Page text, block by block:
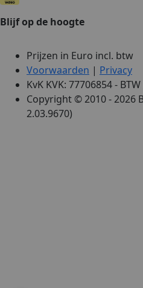
Blijf op de hoogte
Prijzen in Euro incl. btw
Voorwaarden | Privacy
KvK KVK: 77706854 -
Copyright © 2010 - 2026
2.03.9670)
CookieScriptConsent